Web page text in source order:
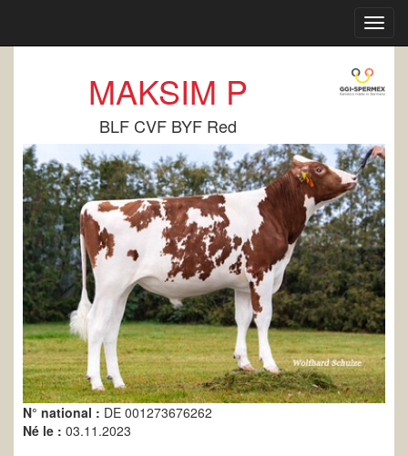
MAKSIM P
BLF CVF BYF Red
N° national : DE 001273676262
Né le : 03.11.2023